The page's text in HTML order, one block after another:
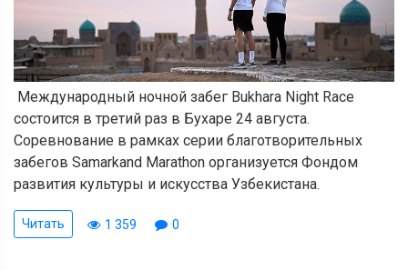
Международный ночной забег Bukhara Night Race
состоится в третий раз в Бухаре 24 августа.
Соревнование в рамках серии благотворительных
забегов Samarkand Marathon организуется Фондом
развития культуры и искусства Узбекистана.
Читать 1 359 0